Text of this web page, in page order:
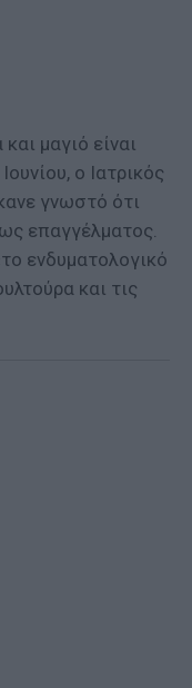
μαγιό είναι
ο Ιατρικός
γνωστό ότι
επαγγέλματος.
ενδυματολογικό
και τις